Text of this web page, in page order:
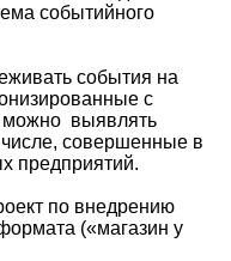
событийного
события на
с
можно выявлять
совершенные в
предприятий.
по внедрению
(«магазин у